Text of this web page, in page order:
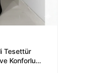
Tesettür
Konforlu